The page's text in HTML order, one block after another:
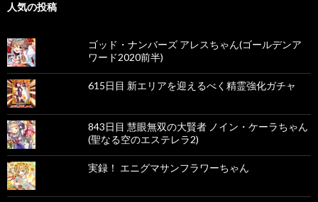
人気の投稿
ゴッド・ナンバーズ アレスちゃん(ゴールデンア
ワード2020前半)
615日目 新エリアを迎えるべく精霊強化ガチャ
843日目 慧眼無双の大賢者 ノイン・ケーラちゃん
(聖なる空のエステレラ2)
実録！ エニグマサンフラワーちゃん